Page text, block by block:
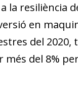
resiliència de
en
del 2020,
més del 8%